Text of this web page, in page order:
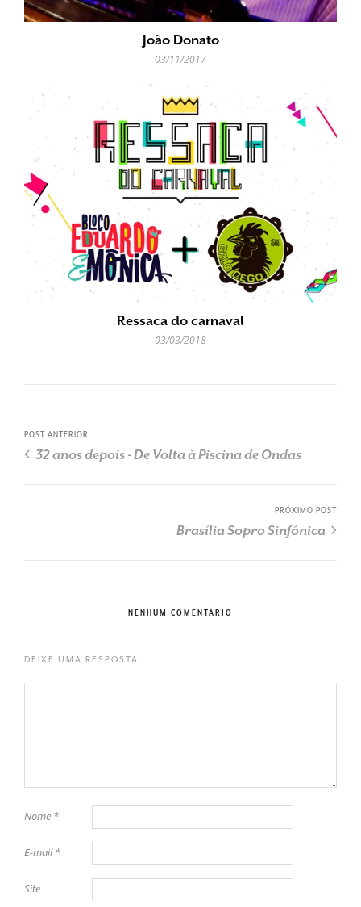
João Donato
03/11/2017
Ressaca do carnaval
03/03/2018
POST ANTERIOR
32 anos depois - De Volta à Piscina de Ondas
PRÓXIMO POST
Brasília Sopro Sinfônica
NENHUM COMENTÁRIO
DEIXE UMA RESPOSTA
Nome *
E-mail*
Site